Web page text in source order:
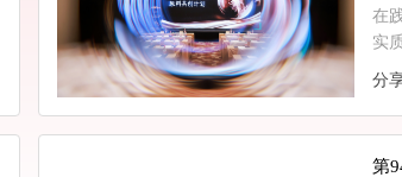
在
实
分
第